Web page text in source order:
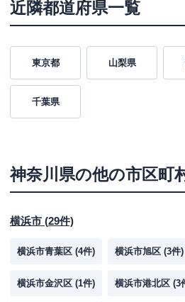
近隣都道府県一覧
東京都 山梨県
千葉県
神奈川県の他の市区町
横浜市 (29件)
横浜市青葉区 (4件) 横浜市旭区 (3件)
横浜市金沢区 (1件) 横浜市港北区 (3